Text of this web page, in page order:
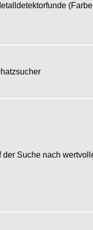
der Suche nach